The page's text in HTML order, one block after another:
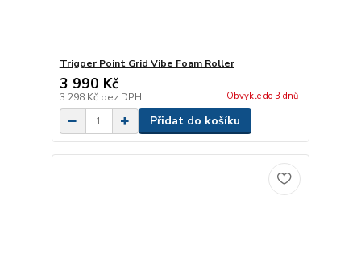
Trigger Point Grid Vibe Foam Roller
3 990 Kč
3 298 Kč bez DPH Obvykle do 3 dnů
Přidat do košíku